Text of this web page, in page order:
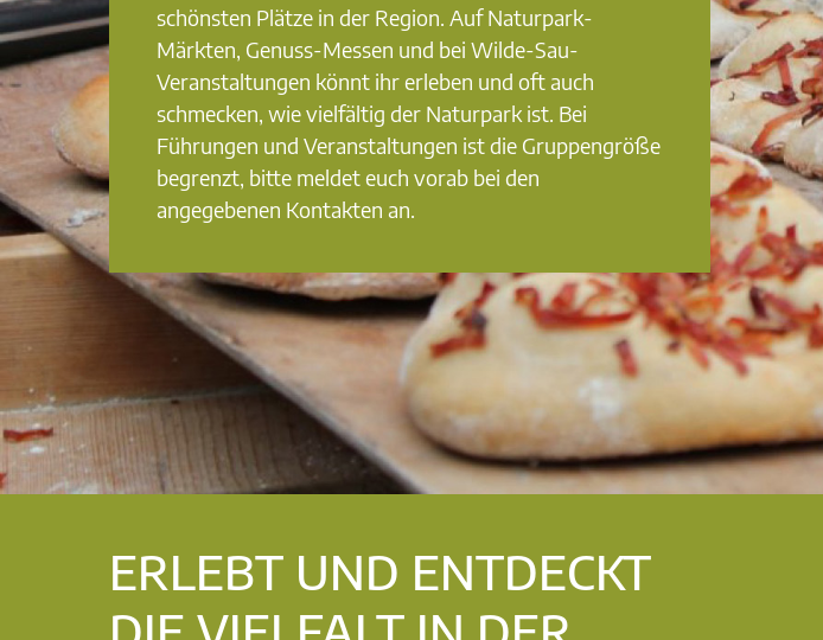
schönsten Plätze in der Region. Auf Naturpark-
Märkten, Genuss-Messen und bei Wilde-Sau-
Veranstaltungen könnt ihr erleben und oft auch
schmecken, wie vielfältig der Naturpark ist. Bei
Führungen und Veranstaltungen ist die Gruppengröße
begrenzt, bitte meldet euch vorab bei den
angegebenen Kontakten an.
ERLEBT UND ENTDECKT